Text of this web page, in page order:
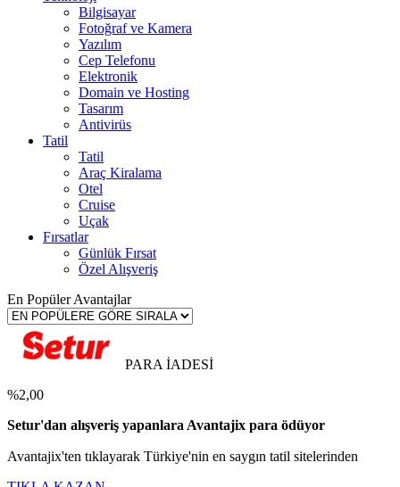
Bilgisayar
Fotoğraf ve Kamera
Yazılım
Cep Telefonu
Elektronik
Domain ve Hosting
Tasarım
Antivirüs
Tatil
Tatil
Araç Kiralama
Otel
Cruise
Uçak
Fırsatlar
Günlük Fırsat
Özel Alışveriş
En Popüler Avantajlar
PARA İADESİ
%2,00
Setur'dan alışveriş yapanlara Avantajix para ödüyor
Avantajix'ten tıklayarak Türkiye'nin en saygın tatil sitelerinden